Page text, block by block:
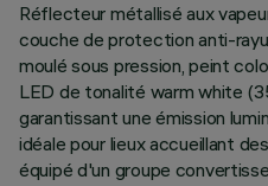
Réflecteur métallisé aux
couche de protection anti-
moulé sous pression, peint
LED de tonalité warm white
garantissant une émission
idéale pour lieux accueillant
équipé d'un groupe